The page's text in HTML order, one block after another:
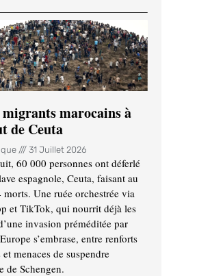
migrants marocains à
de Ceuta
31 Juillet 2026
60 000 personnes ont déferlé
espagnole, Ceuta, faisant au
Une ruée orchestrée via
et TikTok, qui nourrit déjà les
invasion préméditée par
s’embrase, entre renforts
menaces de suspendre
de Schengen.